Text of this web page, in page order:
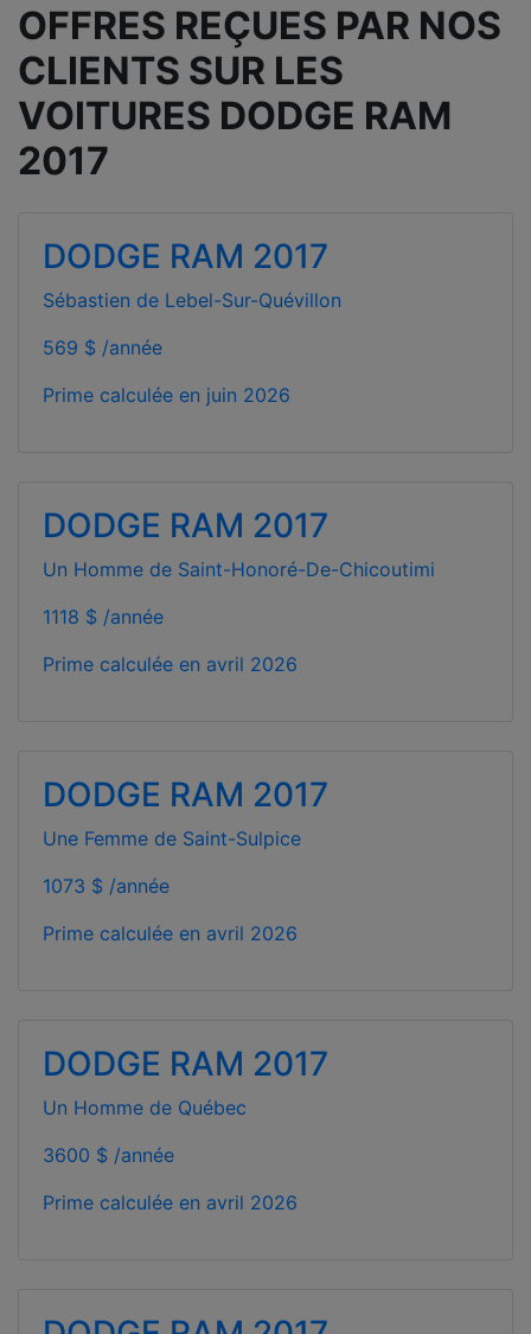
OFFRES REÇUES PAR NOS
CLIENTS SUR LES
VOITURES DODGE RAM
2017
DODGE RAM 2017
Sébastien de Lebel-Sur-Quévillon
569 $ /année
Prime calculée en juin 2026
DODGE RAM 2017
Un Homme de Saint-Honoré-De-Chicoutimi
1118 $ /année
Prime calculée en avril 2026
DODGE RAM 2017
Une Femme de Saint-Sulpice
1073 $ /année
Prime calculée en avril 2026
DODGE RAM 2017
Un Homme de Québec
3600 $ /année
Prime calculée en avril 2026